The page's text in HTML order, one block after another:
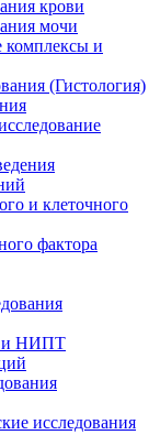
крови
мочи
и
(Гистология)
и клеточного
фактора
и НИПТ
исследования